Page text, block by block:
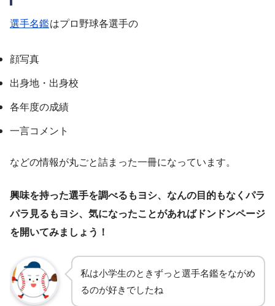
選手名鑑はプロ野球各選手の
顔写真
出身地・出身校
各年度の成績
一言コメント
などの情報が丸ごと詰まった一冊になっています。
興味を持った選手を調べるもヨシ、なんの目的もなくパラ
パラ見るもヨシ、気になったことがあればドンドンページ
を開いてみましょう！
私は小学生のときずっと選手名鑑をながめ
るのが好きでしたね